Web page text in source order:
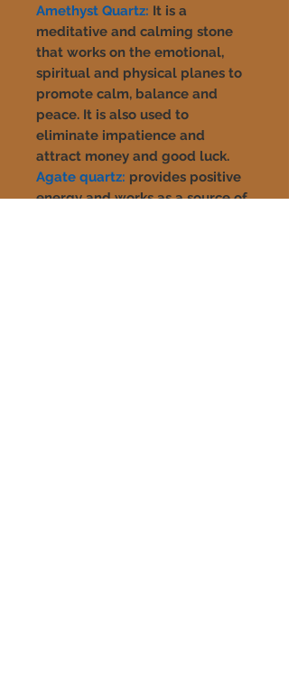
Amethyst Quartz: It is a
meditative and calming stone
that works on the emotional,
spiritual and physical planes to
promote calm, balance and
peace. It is also used to
eliminate impatience and
attract money and good luck.
Agate quartz: provides positive
energy and works as a source of